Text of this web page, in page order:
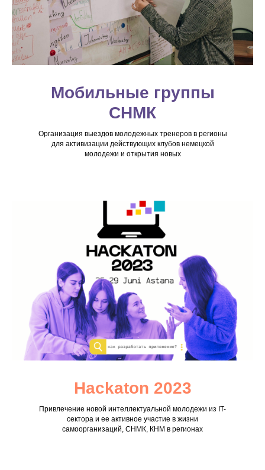
Мобильные группы
СНМК
Организация выездов молодежных тренеров в регионы
для активизации действующих клубов немецкой
молодежи и открытия новых
Hackaton 2023
Привлечение новой интеллектуальной молодежи из IT-
сектора и ее активное участие в жизни
самоорганизаций, СНМК, КНМ в регионах